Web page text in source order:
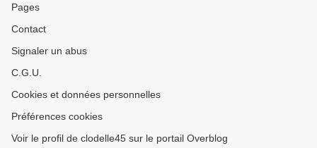
Pages
Contact
Signaler un abus
C.G.U.
Cookies et données personnelles
Préférences cookies
Voir le profil de clodelle45 sur le portail Overblog